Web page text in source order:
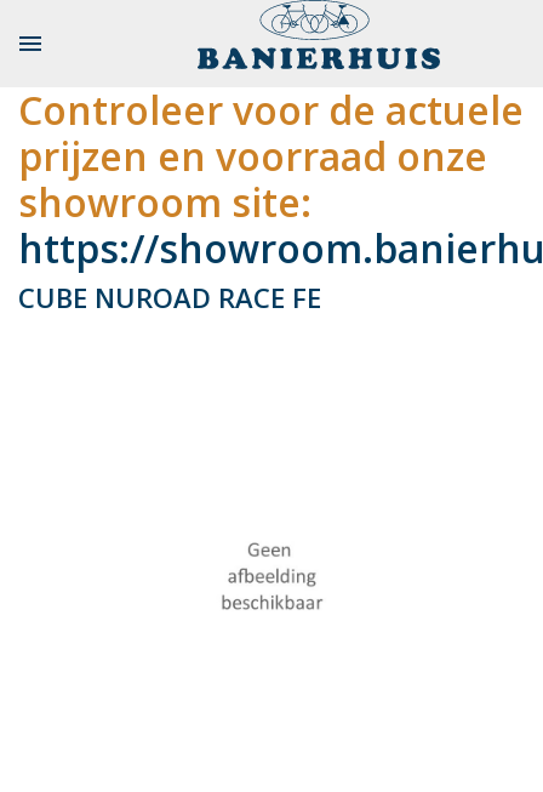

Controleer voor de actuele
prijzen en voorraad onze
showroom site:
https://
CUBE NUROAD RACE FE